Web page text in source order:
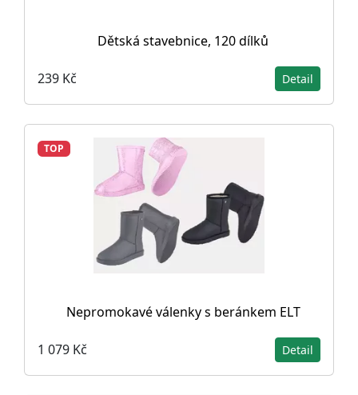
Dětská stavebnice, 120 dílků
239 Kč Detail
TOP
Nepromokavé válenky s beránkem ELT
1 079 Kč Detail